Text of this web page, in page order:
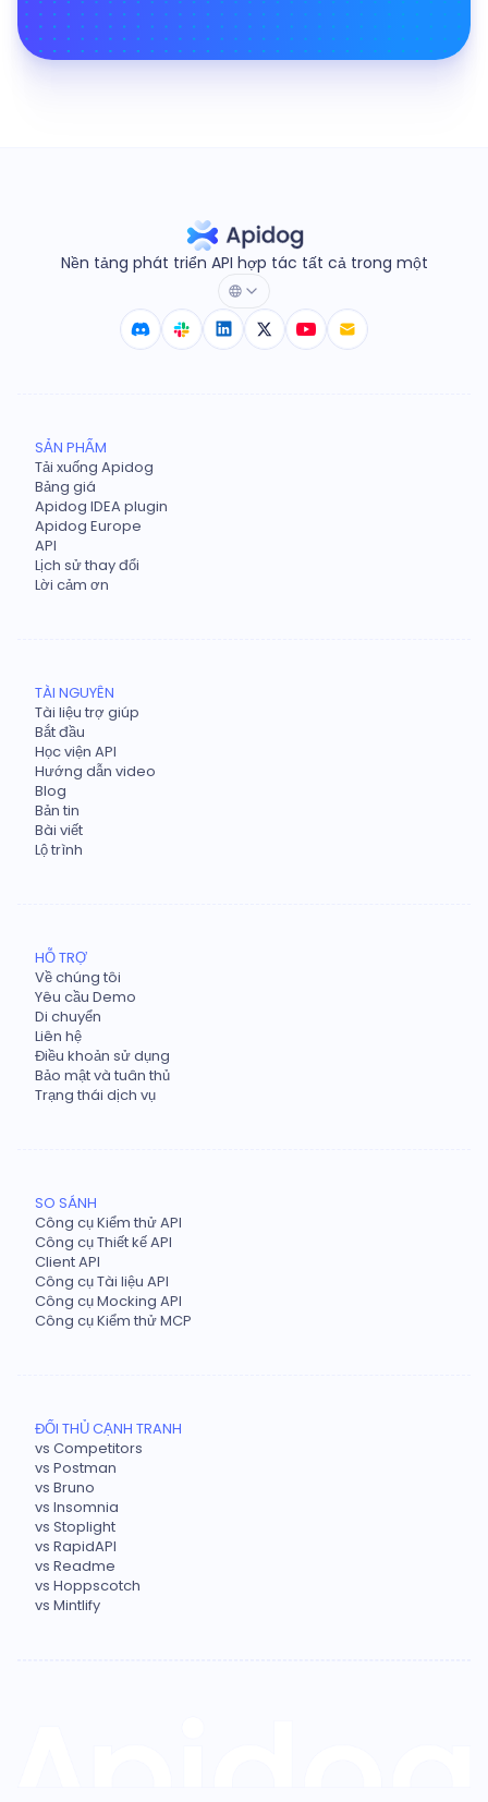
Nền tảng phát triển API hợp tác tất cả trong một
SẢN PHẨM
Tải xuống Apidog
Bảng giá
Apidog IDEA plugin
Apidog Europe
API
Lịch sử thay đổi
Lời cảm ơn
TÀI NGUYÊN
Tài liệu trợ giúp
Bắt đầu
Học viện API
Hướng dẫn video
Blog
Bản tin
Bài viết
Lộ trình
HỖ TRỢ
Về chúng tôi
Yêu cầu Demo
Di chuyển
Liên hệ
Điều khoản sử dụng
Bảo mật và tuân thủ
Trạng thái dịch vụ
SO SÁNH
Công cụ Kiểm thử API
Công cụ Thiết kế API
Client API
Công cụ Tài liệu API
Công cụ Mocking API
Công cụ Kiểm thử MCP
ĐỐI THỦ CẠNH TRANH
vs Competitors
vs Postman
vs Bruno
vs Insomnia
vs Stoplight
vs RapidAPI
vs Readme
vs Hoppscotch
vs Mintlify